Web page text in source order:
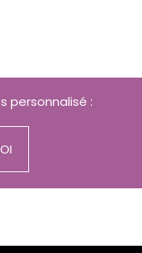
personnalisé :